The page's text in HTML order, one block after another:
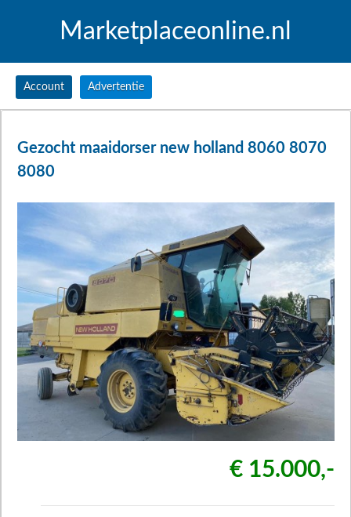
Marketplaceonline.nl
Account Advertentie
Gezocht maaidorser new holland 8060 8070
8080
€ 15.000,-